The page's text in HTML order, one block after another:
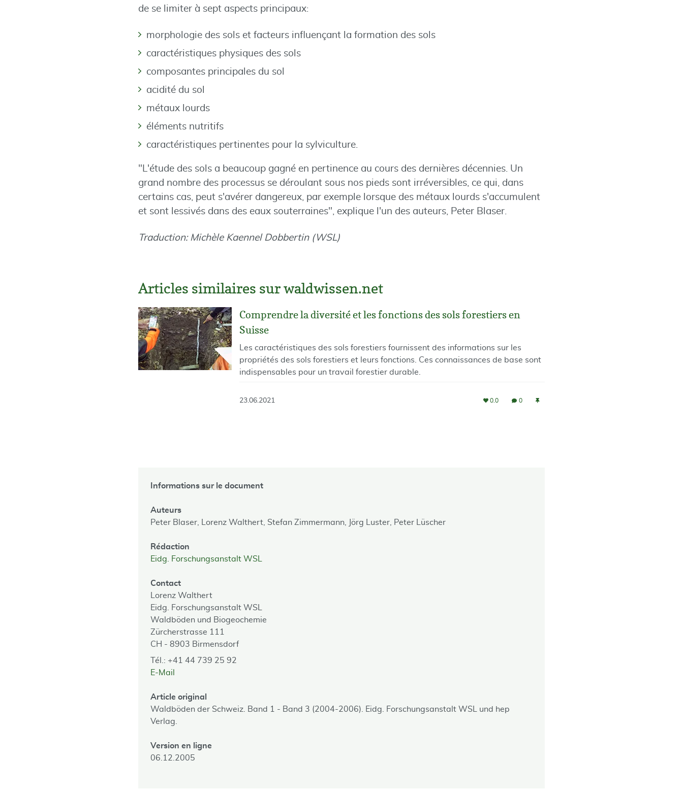
de se limiter à sept aspects principaux:
morphologie des sols et facteurs influençant la formation des sols
caractéristiques physiques des sols
composantes principales du sol
acidité du sol
métaux lourds
éléments nutritifs
caractéristiques pertinentes pour la sylviculture.
"L'étude des sols a beaucoup gagné en pertinence au cours des dernières décennies. Un
grand nombre des processus se déroulant sous nos pieds sont irréversibles, ce qui, dans
certains cas, peut s'avérer dangereux, par exemple lorsque des métaux lourds s'accumulent
et sont lessivés dans des eaux souterraines", explique l'un des auteurs, Peter Blaser.
Traduction: Michèle Kaennel Dobbertin (WSL)
Articles similaires sur waldwissen.net
Comprendre la diversité et les fonctions des sols forestiers en
Suisse
Les caractéristiques des sols forestiers fournissent des informations sur les
propriétés des sols forestiers et leurs fonctions. Ces connaissances de base sont
indispensables pour un travail forestier durable.
23.06.2021 0.0 0
Informations sur le document
Auteurs
Peter Blaser,
Lorenz Walthert, Stefan Zimmermann, Jörg Luster, Peter Lüscher
Rédaction
Eidg. Forschungsanstalt WSL
Contact
Lorenz Walthert
Eidg. Forschungsanstalt WSL
Waldböden und Biogeochemie
Zürcherstrasse 111
CH - 8903 Birmensdorf
Tél.: +41 44 739 25 92
E-Mail
Article original
Waldböden der Schweiz. Band 1 - Band 3 (2004-2006). Eidg. Forschungsanstalt WSL und hep
Verlag.
Version en ligne
06.12.2005